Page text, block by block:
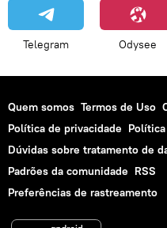
Telegram Odysee
Quem somos Termos de Uso
Política de privacidade
Dúvidas sobre tratamento de
Padrões da comunidade RSS
Preferências de rastreamento